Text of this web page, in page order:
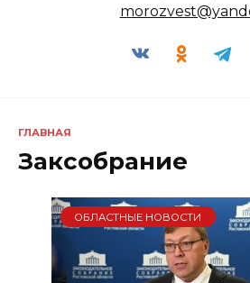
ГЛАВНАЯ
Заксобрание
ОБЛАСТНЫЕ НОВОСТИ